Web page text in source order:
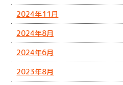
2024年11月
2024年8月
2024年6月
2023年8月